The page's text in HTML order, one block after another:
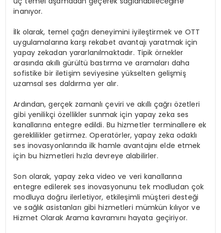
inanıyor.
İlk olarak, temel çağrı deneyimini iyileştirmek ve OTT
uygulamalarına karşı rekabet avantajı yaratmak için
yapay zekadan yararlanılmaktadır. Tipik örnekler
arasında akıllı gürültü bastırma ve aramaları daha
sofistike bir iletişim seviyesine yükselten gelişmiş
uzamsal ses daldırma yer alır.
Ardından, gerçek zamanlı çeviri ve akıllı çağrı özetleri
gibi yenilikçi özellikler sunmak için yapay zeka ses
kanallarına entegre edildi. Bu hizmetler terminallere ek
gereklilikler getirmez. Operatörler, yapay zeka odaklı
ses inovasyonlarında ilk hamle avantajını elde etmek
için bu hizmetleri hızla devreye alabilirler.
Son olarak, yapay zeka video ve veri kanallarına
entegre edilerek ses inovasyonunu tek modludan çok
modluya doğru ilerletiyor, etkileşimli müşteri desteği
ve sağlık asistanları gibi hizmetleri mümkün kılıyor ve
Hizmet Olarak Arama kavramını hayata geçiriyor.